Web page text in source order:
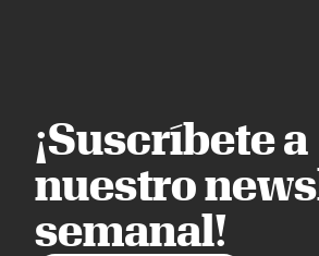
¡Suscríbete a
nuestro
semanal!